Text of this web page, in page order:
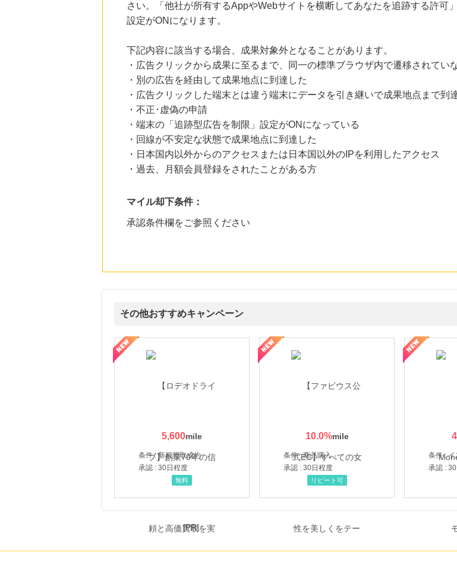
さい。「他社が所有するAppやWebサイトを横断してあなたを追跡する許可
設定がONになります。
下記内容に該当する場合、成果対象外となることがあります。
・広告クリックから成果に至るまで、同一の標準ブラウザ内で遷移されてい
・別の広告を経由して成果地点に到達した
・広告クリックした端末とは違う端末にデータを引き継いで成果地点まで到
・不正･虚偽の申請
・端末の「追跡型広告を制限」設定がONになっている
・回線が不安定な状態で成果地点に到達した
・日本国内以外からのアクセスまたは日本国以外のIPを利用したアクセス
・過去、月額会員登録をされたことがある方
マイル却下条件：
承認条件欄をご参照ください
その他おすすめキャンペーン
5,600
条件 : 新規買取成約
承認 : 30日程度
無料
10.0%
条件 : 商品購入
承認 : 30日程度
くをテーマにした商品で女性の美を応援しています
リピート可
承認 :
【ITトレンドMoney】相談プロモーション ハミングウォーター【販売代理店】
[PR]